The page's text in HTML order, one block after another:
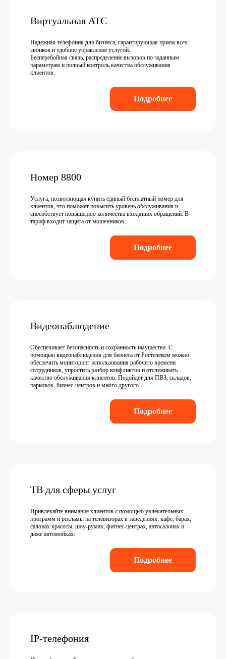
Виртуальная АТС
Надежная телефония для бизнеса, гарантирующая прием всех
звонков и удобное управление услугой.
Бесперебойная связь, распределение вызовов по заданным
параметрам и полный контроль качества обслуживания
клиентов.
Подробнее
Номер 8800
Услуга, позволяющая купить единый бесплатный номер для
клиентов, что поможет повысить уровень обслуживания и
способствует повышению количества входящих обращений. В
тариф входит защита от мошенников.
Подробнее
Видеонаблюдение
Обеспечивает безопасность и сохранность имущества. С
помощью видеонаблюдения для бизнеса от Ростелеком можно
обеспечить мониторинг использования рабочего времени
сотрудников, упростить разбор конфликтов и отслеживать
качество обслуживания клиентов. Подойдет для ПВЗ, складов,
парковок, бизнес-центров и много другого.
Подробнее
ТВ для сферы услуг
Привлекайте внимание клиентов с помощью увлекательных
программ и рекламы на телевизорах в заведениях: кафе, барах,
салонах красоты, шоу-румах, фитнес-центрах, автосалонах и
даже автомойках.
Подробнее
IP-телефония